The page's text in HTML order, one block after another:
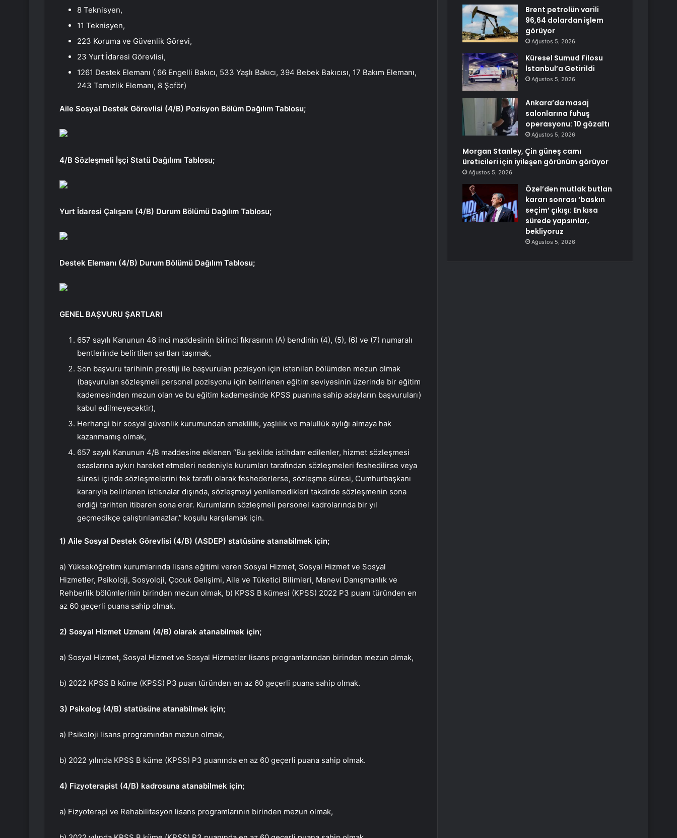
8 Teknisyen,
11 Teknisyen,
223 Koruma ve Güvenlik Görevi,
23 Yurt İdaresi Görevlisi,
1261 Destek Elemanı ( 66 Engelli Bakıcı, 533 Yaşlı Bakıcı, 394 Bebek Bakıcısı, 17 Bakım Elemanı,
243 Temizlik Elemanı, 8 Şoför)
Aile Sosyal Destek Görevlisi (4/B) Pozisyon Bölüm Dağılım Tablosu;
4/B Sözleşmeli İşçi Statü Dağılımı Tablosu;
Yurt İdaresi Çalışanı (4/B) Durum Bölümü Dağılım Tablosu;
Destek Elemanı (4/B) Durum Bölümü Dağılım Tablosu;
GENEL BAŞVURU ŞARTLARI
657 sayılı Kanunun 48 inci maddesinin birinci fıkrasının (A) bendinin (4), (5), (6) ve (7) numaralı
bentlerinde belirtilen şartları taşımak,
Son başvuru tarihinin prestiji ile başvurulan pozisyon için istenilen bölümden mezun olmak
(başvurulan sözleşmeli personel pozisyonu için belirlenen eğitim seviyesinin üzerinde bir eğitim
kademesinden mezun olan ve bu eğitim kademesinde KPSS puanına sahip adayların başvuruları)
kabul edilmeyecektir),
Herhangi bir sosyal güvenlik kurumundan emeklilik, yaşlılık ve malullük aylığı almaya hak
kazanmamış olmak,
657 sayılı Kanunun 4/B maddesine eklenen “Bu şekilde istihdam edilenler, hizmet sözleşmesi
esaslarına aykırı hareket etmeleri nedeniyle kurumları tarafından sözleşmeleri feshedilirse veya
süresi içinde sözleşmelerini tek taraflı olarak feshederlerse, sözleşme süresi, Cumhurbaşkanı
kararıyla belirlenen istisnalar dışında, sözleşmeyi yenilemedikleri takdirde sözleşmenin sona
erdiği tarihten itibaren sona erer. Kurumların sözleşmeli personel kadrolarında bir yıl
geçmedikçe çalıştırılamazlar.” koşulu karşılamak için.
1) Aile Sosyal Destek Görevlisi (4/B) (ASDEP) statüsüne atanabilmek için;
a) Yükseköğretim kurumlarında lisans eğitimi veren Sosyal Hizmet, Sosyal Hizmet ve Sosyal
Hizmetler, Psikoloji, Sosyoloji, Çocuk Gelişimi, Aile ve Tüketici Bilimleri, Manevi Danışmanlık ve
Rehberlik bölümlerinin birinden mezun olmak, b) KPSS B kümesi (KPSS) 2022 P3 puanı türünden en
az 60 geçerli puana sahip olmak.
2) Sosyal Hizmet Uzmanı (4/B) olarak atanabilmek için;
a) Sosyal Hizmet, Sosyal Hizmet ve Sosyal Hizmetler lisans programlarından birinden mezun olmak,
b) 2022 KPSS B küme (KPSS) P3 puan türünden en az 60 geçerli puana sahip olmak.
3) Psikolog (4/B) statüsüne atanabilmek için;
a) Psikoloji lisans programından mezun olmak,
b) 2022 yılında KPSS B küme (KPSS) P3 puanında en az 60 geçerli puana sahip olmak.
4) Fizyoterapist (4/B) kadrosuna atanabilmek için;
a) Fizyoterapi ve Rehabilitasyon lisans programlarının birinden mezun olmak,
Brent petrolün varili
96,64 dolardan işlem
görüyor
Ağustos 5, 2026
Küresel Sumud Filosu
İstanbul’a Getirildi
Ağustos 5, 2026
Ankara’da masaj
salonlarına fuhuş
operasyonu: 10 gözaltı
Ağustos 5, 2026
Morgan Stanley, Çin güneş camı
üreticileri için iyileşen görünüm görüyor
Ağustos 5, 2026
Özel’den mutlak butlan
kararı sonrası ‘baskın
seçim’ çıkışı: En kısa
sürede yapsınlar,
bekliyoruz
Ağustos 5, 2026